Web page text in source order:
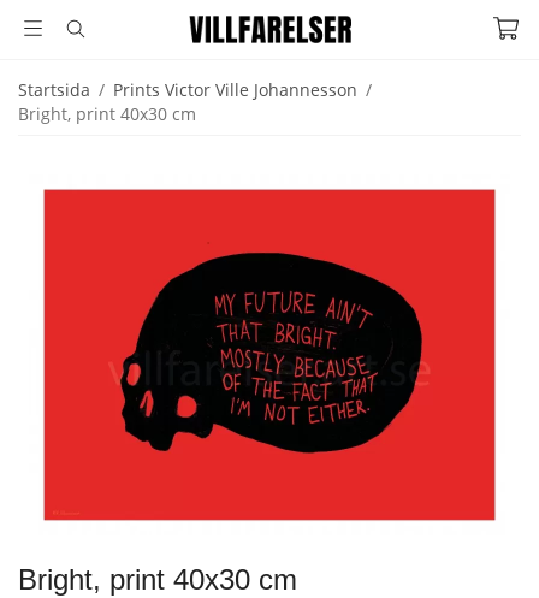
Startsida / Prints Victor Ville Johannesson /
Bright, print 40x30 cm
Bright, print 40x30 cm